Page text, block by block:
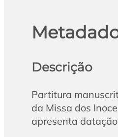
Descrição
Partitura
da Missa dos
apresenta